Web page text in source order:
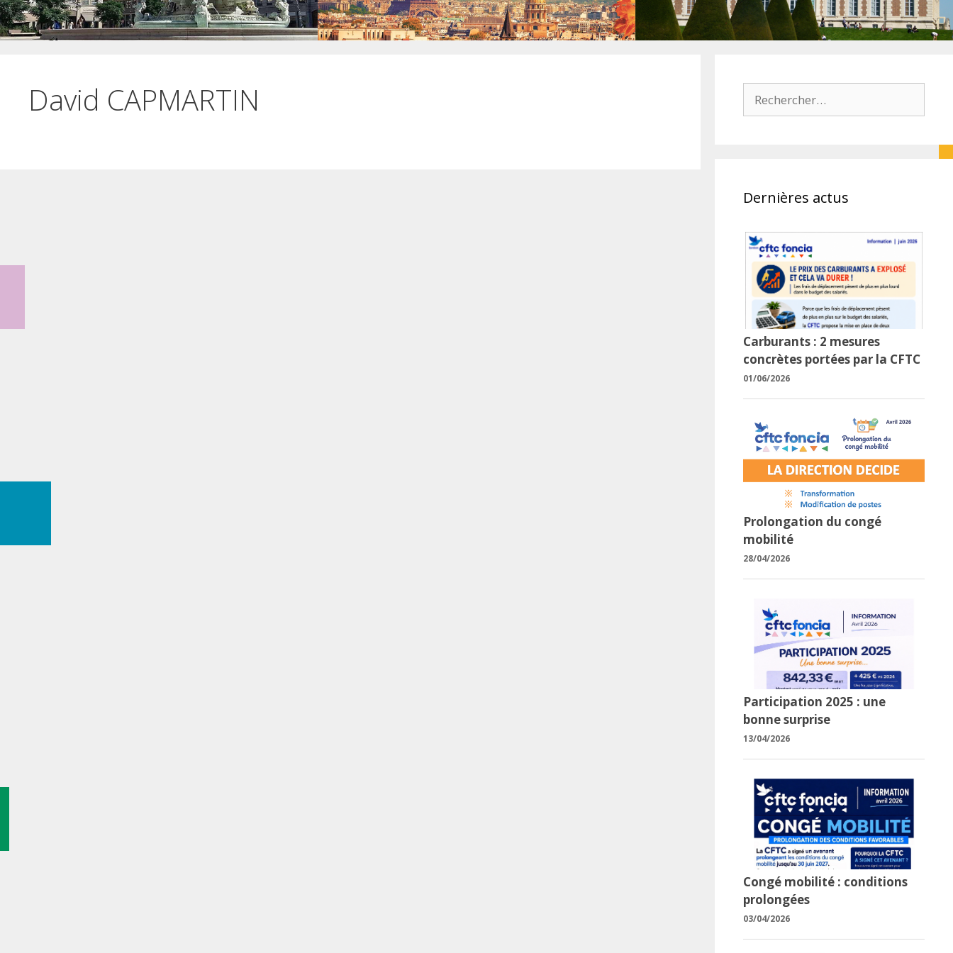
David CAPMARTIN
Dernières actus
Carburants : 2 mesures
concrètes portées par la CFTC
01/06/2026
Prolongation du congé
mobilité
28/04/2026
Participation 2025 : une
bonne surprise
13/04/2026
Congé mobilité : conditions
prolongées
03/04/2026